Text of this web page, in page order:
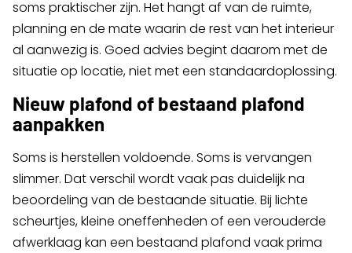
soms praktischer zijn. Het hangt af van de ruimte,
planning en de mate waarin de rest van het interieur
al aanwezig is. Goed advies begint daarom met de
situatie op locatie, niet met een standaardoplossing.
Nieuw plafond of bestaand plafond
aanpakken
Soms is herstellen voldoende. Soms is vervangen
slimmer. Dat verschil wordt vaak pas duidelijk na
beoordeling van de bestaande situatie. Bij lichte
scheurtjes, kleine oneffenheden of een verouderde
afwerklaag kan een bestaand plafond vaak prima